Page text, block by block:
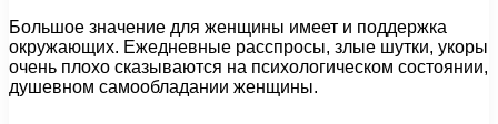
Большое значение для женщины имеет и поддержка
окружающих. Ежедневные расспросы, злые шутки, укоры
очень плохо сказываются на психологическом состоянии,
душевном самообладании женщины.